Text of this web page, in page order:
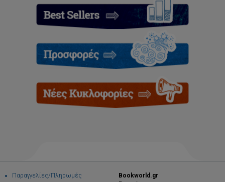
Παραγγελίες/Πληρωμές
Bookworld.gr